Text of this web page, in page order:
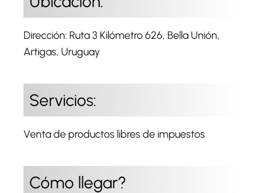
Dirección: Ruta 3 Kilómetro 626, Bella Unión,
Artigas, Uruguay
Servicios:
Venta de productos libres de impuestos
Cómo llegar?